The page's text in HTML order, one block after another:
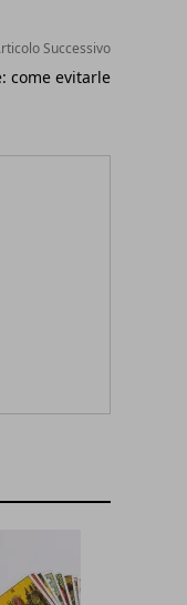
Successivo
come evitarle